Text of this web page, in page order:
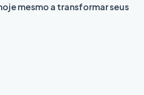
mesmo a transformar seus